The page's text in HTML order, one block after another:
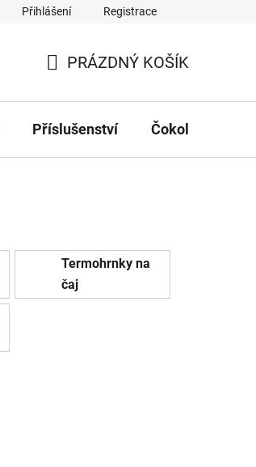
Kontakty Hodnocení obchodu
Přihlášení Registrace
KOŠÍK
PRÁZDNÝ KOŠÍK
Příslušenství Čokolády
Termohrnky na
čaj